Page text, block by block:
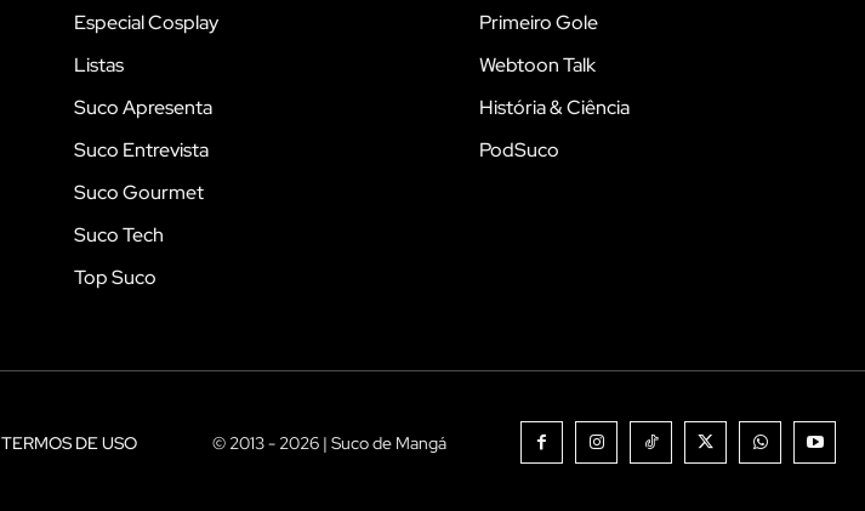
Especial Cosplay
Listas
Suco Apresenta
Suco Entrevista
Suco Gourmet
Suco Tech
Top Suco
Primeiro Gole
Webtoon Talk
História & Ciência
PodSuco
TERMOS DE USO © 2013 - 2026 | Suco de Mangá